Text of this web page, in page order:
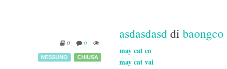
0 0
NESSUNO CHIUSA
asdasdasddi baongco
may cat co
may cat vai